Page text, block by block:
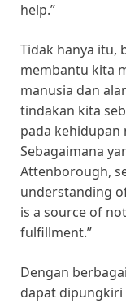
help.”
Tidak hanya itu,
membantu kita
manusia dan
tindakan kita
pada kehidupan
Sebagaimana
Attenborough,
understanding
is a source of
fulfillment.”
Dengan
dapat